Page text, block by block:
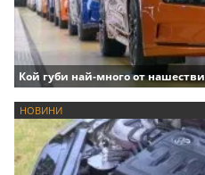
Кой губи най-много от
НОВИНИ